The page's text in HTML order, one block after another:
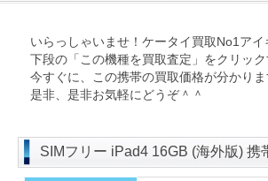
いらっしゃいませ！ケータイ買取No1アイ
下段の「この機種を買取査定」をクリッ
今すぐに、この携帯の買取価格が分かりま
是非、是非お気軽にどうぞ＾＾
SIMフリー iPad4 16GB (海外版) 携